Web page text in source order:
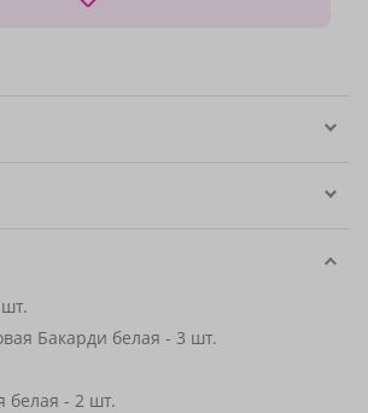
Бакарди белая - 3 шт.
белая - 2 шт.